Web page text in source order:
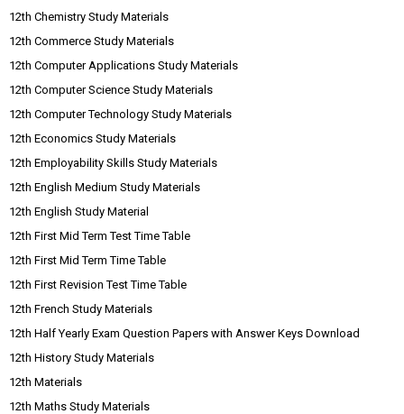
12th Chemistry Study Materials
12th Commerce Study Materials
12th Computer Applications Study Materials
12th Computer Science Study Materials
12th Computer Technology Study Materials
12th Economics Study Materials
12th Employability Skills Study Materials
12th English Medium Study Materials
12th English Study Material
12th First Mid Term Test Time Table
12th First Mid Term Time Table
12th First Revision Test Time Table
12th French Study Materials
12th Half Yearly Exam Question Papers with Answer Keys Download
12th History Study Materials
12th Materials
12th Maths Study Materials